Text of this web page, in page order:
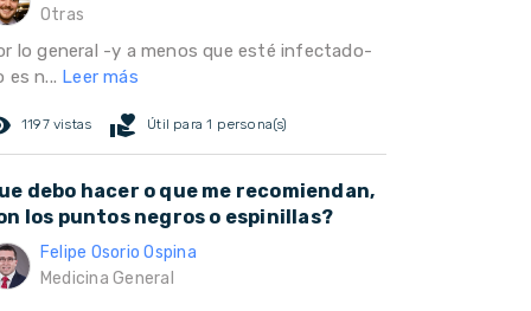
Otras
lo general -y a menos que esté infectado-
es n... Leer más
1197 vistas volunteer_activism Útil para 1 persona(s)
debo hacer o que me recomiendan,
los puntos negros o espinillas?
Felipe Osorio Ospina
Medicina General